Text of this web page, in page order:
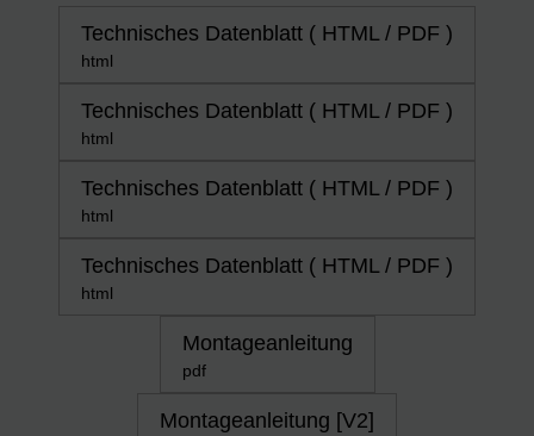
Technisches Datenblatt ( HTML / PDF )
html
Technisches Datenblatt ( HTML / PDF )
html
Technisches Datenblatt ( HTML / PDF )
html
Technisches Datenblatt ( HTML / PDF )
html
Montageanleitung
pdf
Montageanleitung [V2]